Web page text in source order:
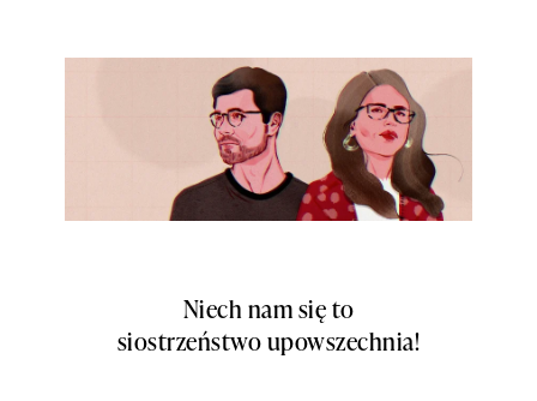
Niech nam się to
siostrzeństwo upowszechnia!